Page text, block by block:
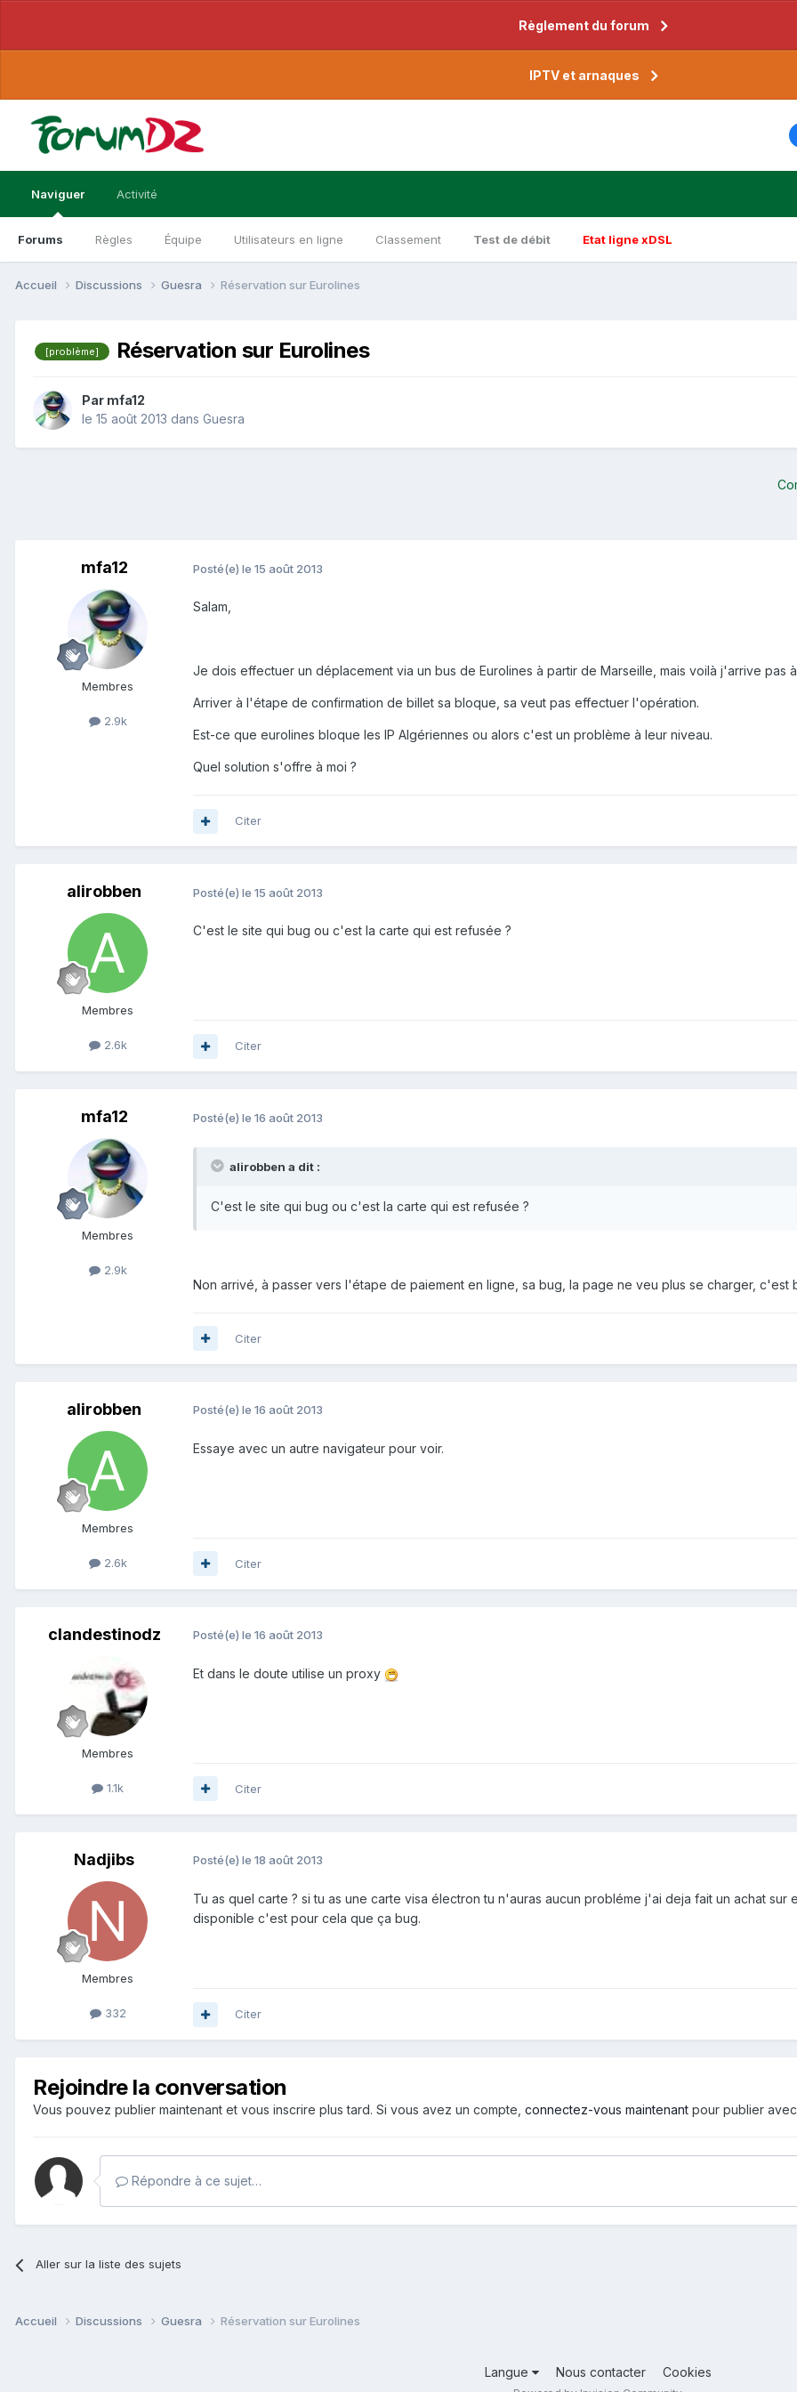
Règlement du forum
IPTV et arnaques
Naviguer
Forums Règles Équipe Utilisateurs en ligne Classement Test de débit Etat ligne xDSL
Activité
Accueil Discussions Guesra Réservation sur Eurolines
[problème] Réservation sur Eurolines
Par mfa12
le 15 août 2013 dans Guesra
mfa12
Membres
2.9k
Posté(e) le 15 août 2013
Salam,
Je dois effectuer un déplacement via un bus de Eurolines à partir de Marseille, mais voilà j'arrive
Arriver à l'étape de confirmation de billet sa bloque, sa veut pas effectuer l'opération.
Est-ce que eurolines bloque les IP Algériennes ou alors c'est un problème à leur niveau.
Quel solution s'offre à moi ?
Citer
alirobben
Membres
2.6k
Posté(e) le 15 août 2013
C'est le site qui bug ou c'est la carte qui est refusée ?
Citer
mfa12
Membres
2.9k
Posté(e) le 16 août 2013
alirobben a dit :
C'est le site qui bug ou c'est la carte qui est refusée ?
Non arrivé, à passer vers l'étape de paiement en ligne, sa bug, la page ne veu plus se charger, c'est
Citer
alirobben
Membres
2.6k
Posté(e) le 16 août 2013
Essaye avec un autre navigateur pour voir.
Citer
clandestinodz
Membres
1.1k
Posté(e) le 16 août 2013
Et dans le doute utilise un proxy
Citer
Nadjibs
Membres
332
Posté(e) le 18 août 2013
Tu as quel carte ? si tu as une carte visa électron tu n'auras aucun probléme j'ai deja fait un achat sur
disponible c'est pour cela que ça bug.
Citer
Rejoindre la conversation
Vous pouvez publier maintenant et vous inscrire plus tard. Si vous avez un compte, connectez-vous maintenant pour publier
Répondre à ce sujet…
Aller sur la liste des sujets
Accueil Discussions Guesra Réservation sur Eurolines
Langue Nous contacter Cookies